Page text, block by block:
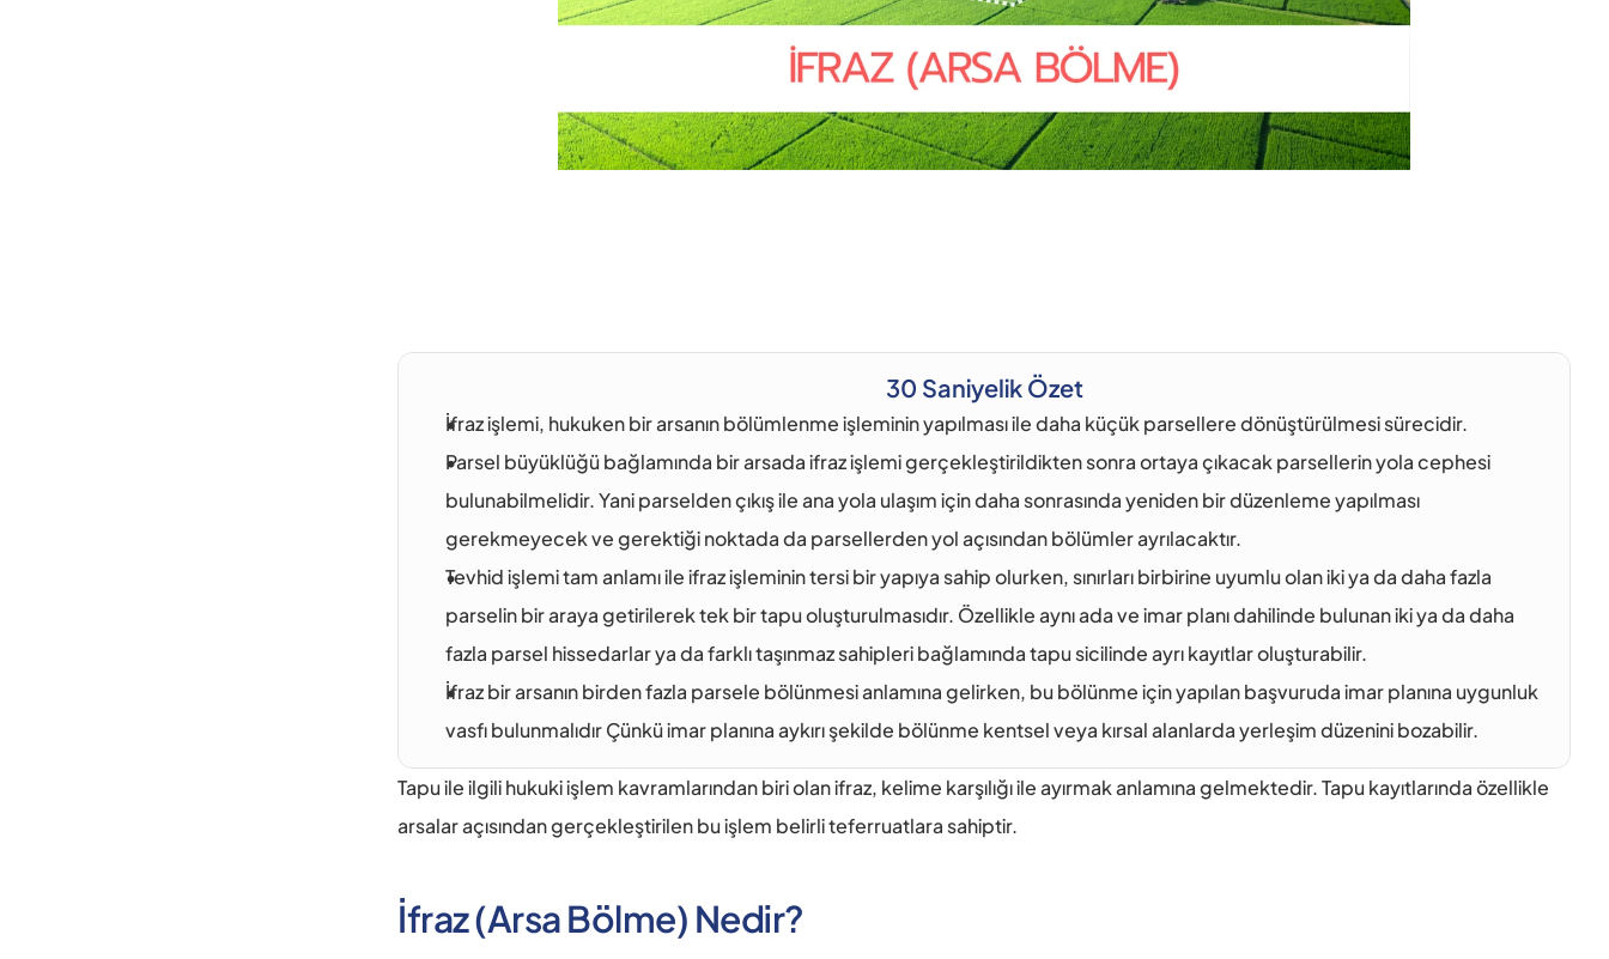
30 Saniyelik Özet
İfraz işlemi, hukuken bir arsanın bölümlenme işleminin yapılması ile daha küçük parsellere dönüştürülmesi sürecidir.
Parsel büyüklüğü bağlamında bir arsada ifraz işlemi gerçekleştirildikten sonra ortaya çıkacak parsellerin yola cephesi
bulunabilmelidir. Yani parselden çıkış ile ana yola ulaşım için daha sonrasında yeniden bir düzenleme yapılması
gerekmeyecek ve gerektiği noktada da parsellerden yol açısından bölümler ayrılacaktır.
Tevhid işlemi tam anlamı ile ifraz işleminin tersi bir yapıya sahip olurken, sınırları birbirine uyumlu olan iki ya da daha fazla
parselin bir araya getirilerek tek bir tapu oluşturulmasıdır. Özellikle aynı ada ve imar planı dahilinde bulunan iki ya da daha
fazla parsel hissedarlar ya da farklı taşınmaz sahipleri bağlamında tapu sicilinde ayrı kayıtlar oluşturabilir.
İfraz bir arsanın birden fazla parsele bölünmesi anlamına gelirken, bu bölünme için yapılan başvuruda imar planına uygunluk
vasfı bulunmalıdır Çünkü imar planına aykırı şekilde bölünme kentsel veya kırsal alanlarda yerleşim düzenini bozabilir.
Tapu ile ilgili hukuki işlem kavramlarından biri olan ifraz, kelime karşılığı ile ayırmak anlamına gelmektedir. Tapu kayıtlarında özellikle
arsalar açısından gerçekleştirilen bu işlem belirli teferruatlara sahiptir.
İfraz (Arsa Bölme) Nedir?